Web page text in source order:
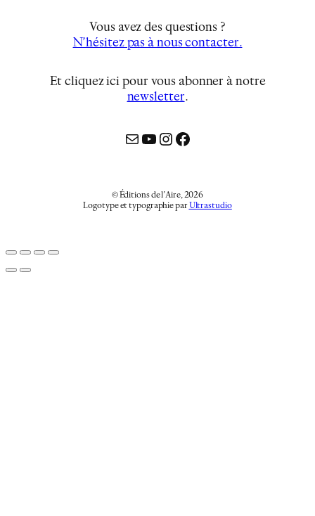
Vous avez des questions ?
N’hésitez pas à nous contacter.
Et cliquez ici pour vous abonner à notre
newsletter…
MailYouTube
Instagram
Facebook
© Éditions de l’Aire, 2026
Logotype et typographie par Ultrastudio